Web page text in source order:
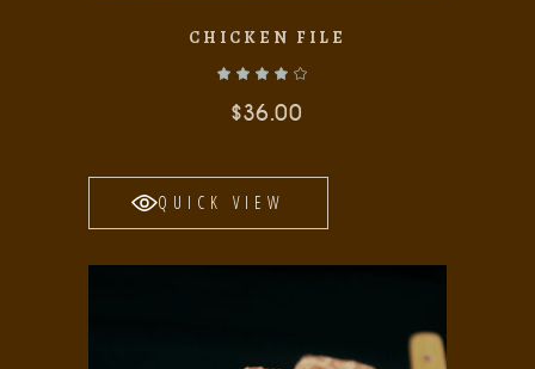
CHICKEN FILE
$36.00
QUICK VIEW